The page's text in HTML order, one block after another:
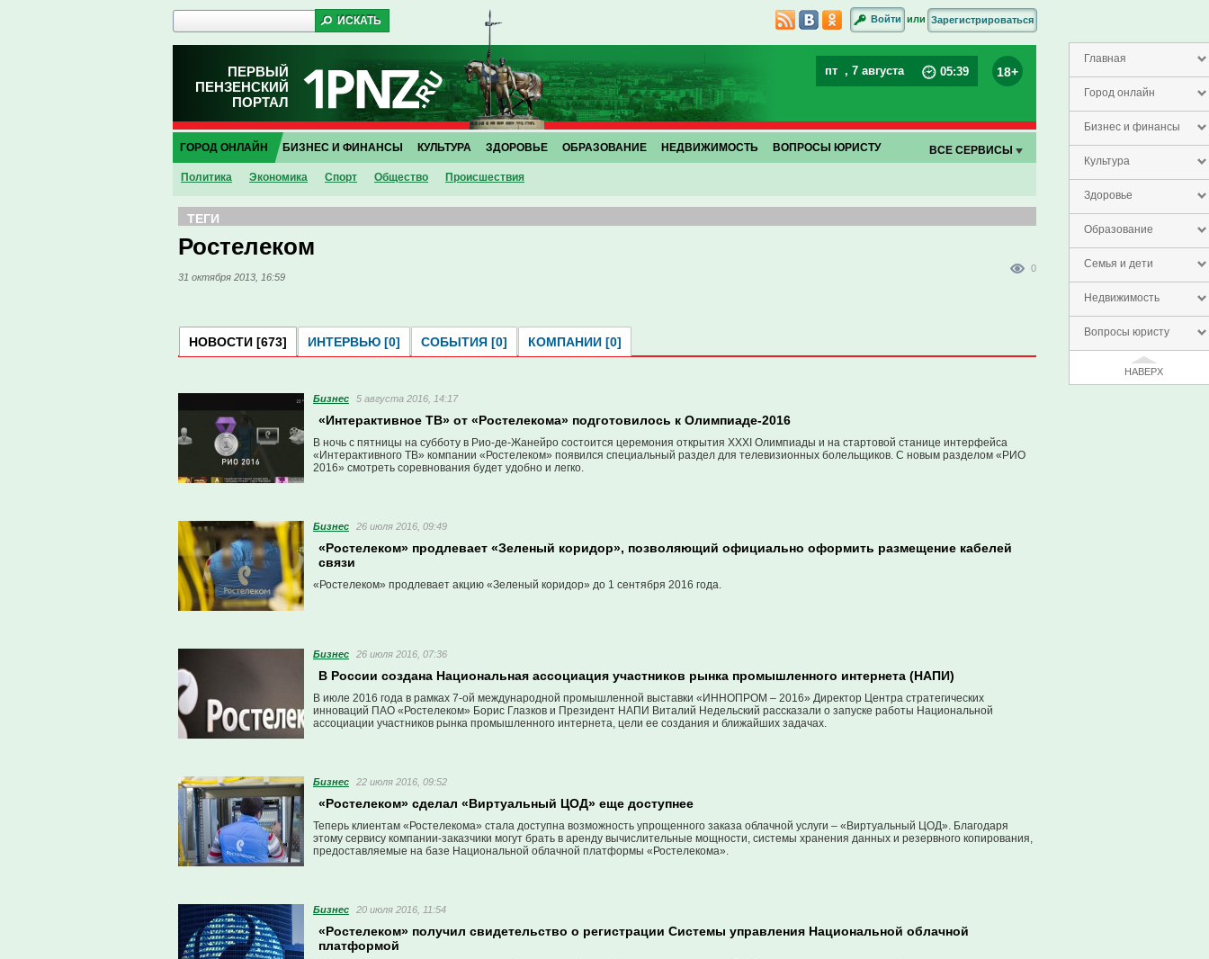
Главная
Город онлайн
Бизнес и финансы
Культура
Здоровье
Образование
Семья и дети
Недвижимость
Вопросы юристу
НАВЕРХ
Войти или Зарегистрироваться
ПЕРВЫЙ
ПЕНЗЕНСКИЙ
ПОРТАЛ
пт , 7 августа 05:39 18+
ГОРОД ОНЛАЙН
Политика Экономика Спорт Общество Проиcшествия
БИЗНЕС И ФИНАНСЫ КУЛЬТУРА ЗДОРОВЬЕ ОБРАЗОВАНИЕ НЕДВИЖИМОСТЬ ВОПРОСЫ ЮРИСТУ ВСЕ СЕРВИСЫ
ТЕГИ
Ростелеком
31 октября 2013, 16:59
0
НОВОСТИ [673] ИНТЕРВЬЮ [0] СОБЫТИЯ [0] КОМПАНИИ [0]
Бизнес 5 августа 2016, 14:17
«Интерактивное ТВ» от «Ростелекома» подготовилось к Олимпиаде-2016
В ночь с пятницы на субботу в Рио-де-Жанейро состоится церемония открытия XXXI Олимпиады и на стартовой станице интерфейса
«Интерактивного ТВ» компании «Ростелеком» появился специальный раздел для телевизионных болельщиков. С новым разделом «РИО
2016» смотреть соревнования будет удобно и легко.
Бизнес 26 июля 2016, 09:49
«Ростелеком» продлевает «Зеленый коридор», позволяющий официально оформить размещение кабелей
связи
«Ростелеком» продлевает акцию «Зеленый коридор» до 1 сентября 2016 года.
Бизнес 26 июля 2016, 07:36
В России создана Национальная ассоциация участников рынка промышленного интернета (НАПИ)
В июле 2016 года в рамках 7-ой международной промышленной выставки «ИННОПРОМ – 2016» Директор Центра стратегических
инноваций ПАО «Ростелеком» Борис Глазков и Президент НАПИ Виталий Недельский рассказали о запуске работы Национальной
ассоциации участников рынка промышленного интернета, цели ее создания и ближайших задачах.
Бизнес 22 июля 2016, 09:52
«Ростелеком» сделал «Виртуальный ЦОД» еще доступнее
Теперь клиентам «Ростелекома» стала доступна возможность упрощенного заказа облачной услуги – «Виртуальный ЦОД». Благодаря
этому сервису компании-заказчики могут брать в аренду вычислительные мощности, системы хранения данных и резервного копирования,
предоставляемые на базе Национальной облачной платформы «Ростелекома».
Бизнес 20 июля 2016, 11:54
«Ростелеком» получил свидетельство о регистрации Системы управления Национальной облачной
платформой